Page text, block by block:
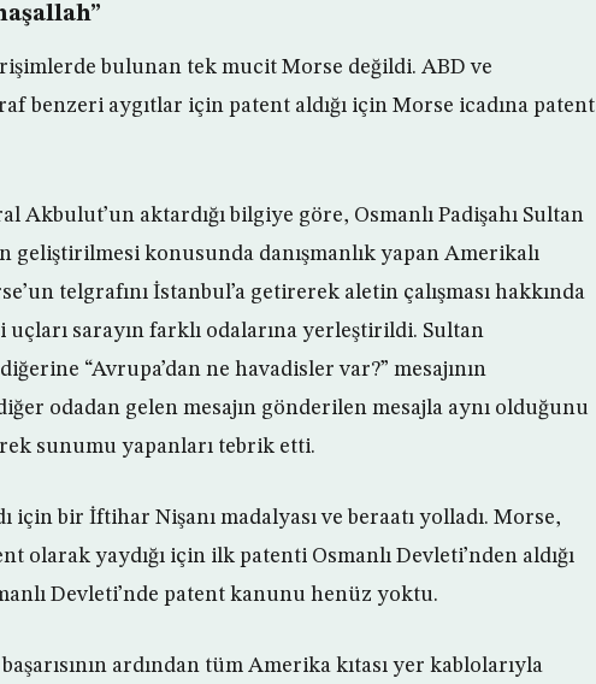
bulunan tek mucit Morse değildi. ABD ve
benzeri aygıtlar için patent aldığı için Morse icadına patent
Akbulut’un aktardığı bilgiye göre, Osmanlı Padişahı Sultan
geliştirilmesi konusunda danışmanlık yapan Amerikalı
telgrafını İstanbul’a getirerek aletin çalışması hakkında
uçları sarayın farklı odalarına yerleştirildi. Sultan
“Avrupa’dan ne havadisler var?” mesajının
odadan gelen mesajın gönderilen mesajla aynı olduğunu
sunumu yapanları tebrik etti.
için bir İftihar Nişanı madalyası ve beraatı yolladı. Morse,
olarak yaydığı için ilk patenti Osmanlı Devleti’nden aldığı
Devleti’nde patent kanunu henüz yoktu.
ardından tüm Amerika kıtası yer kablolarıyla